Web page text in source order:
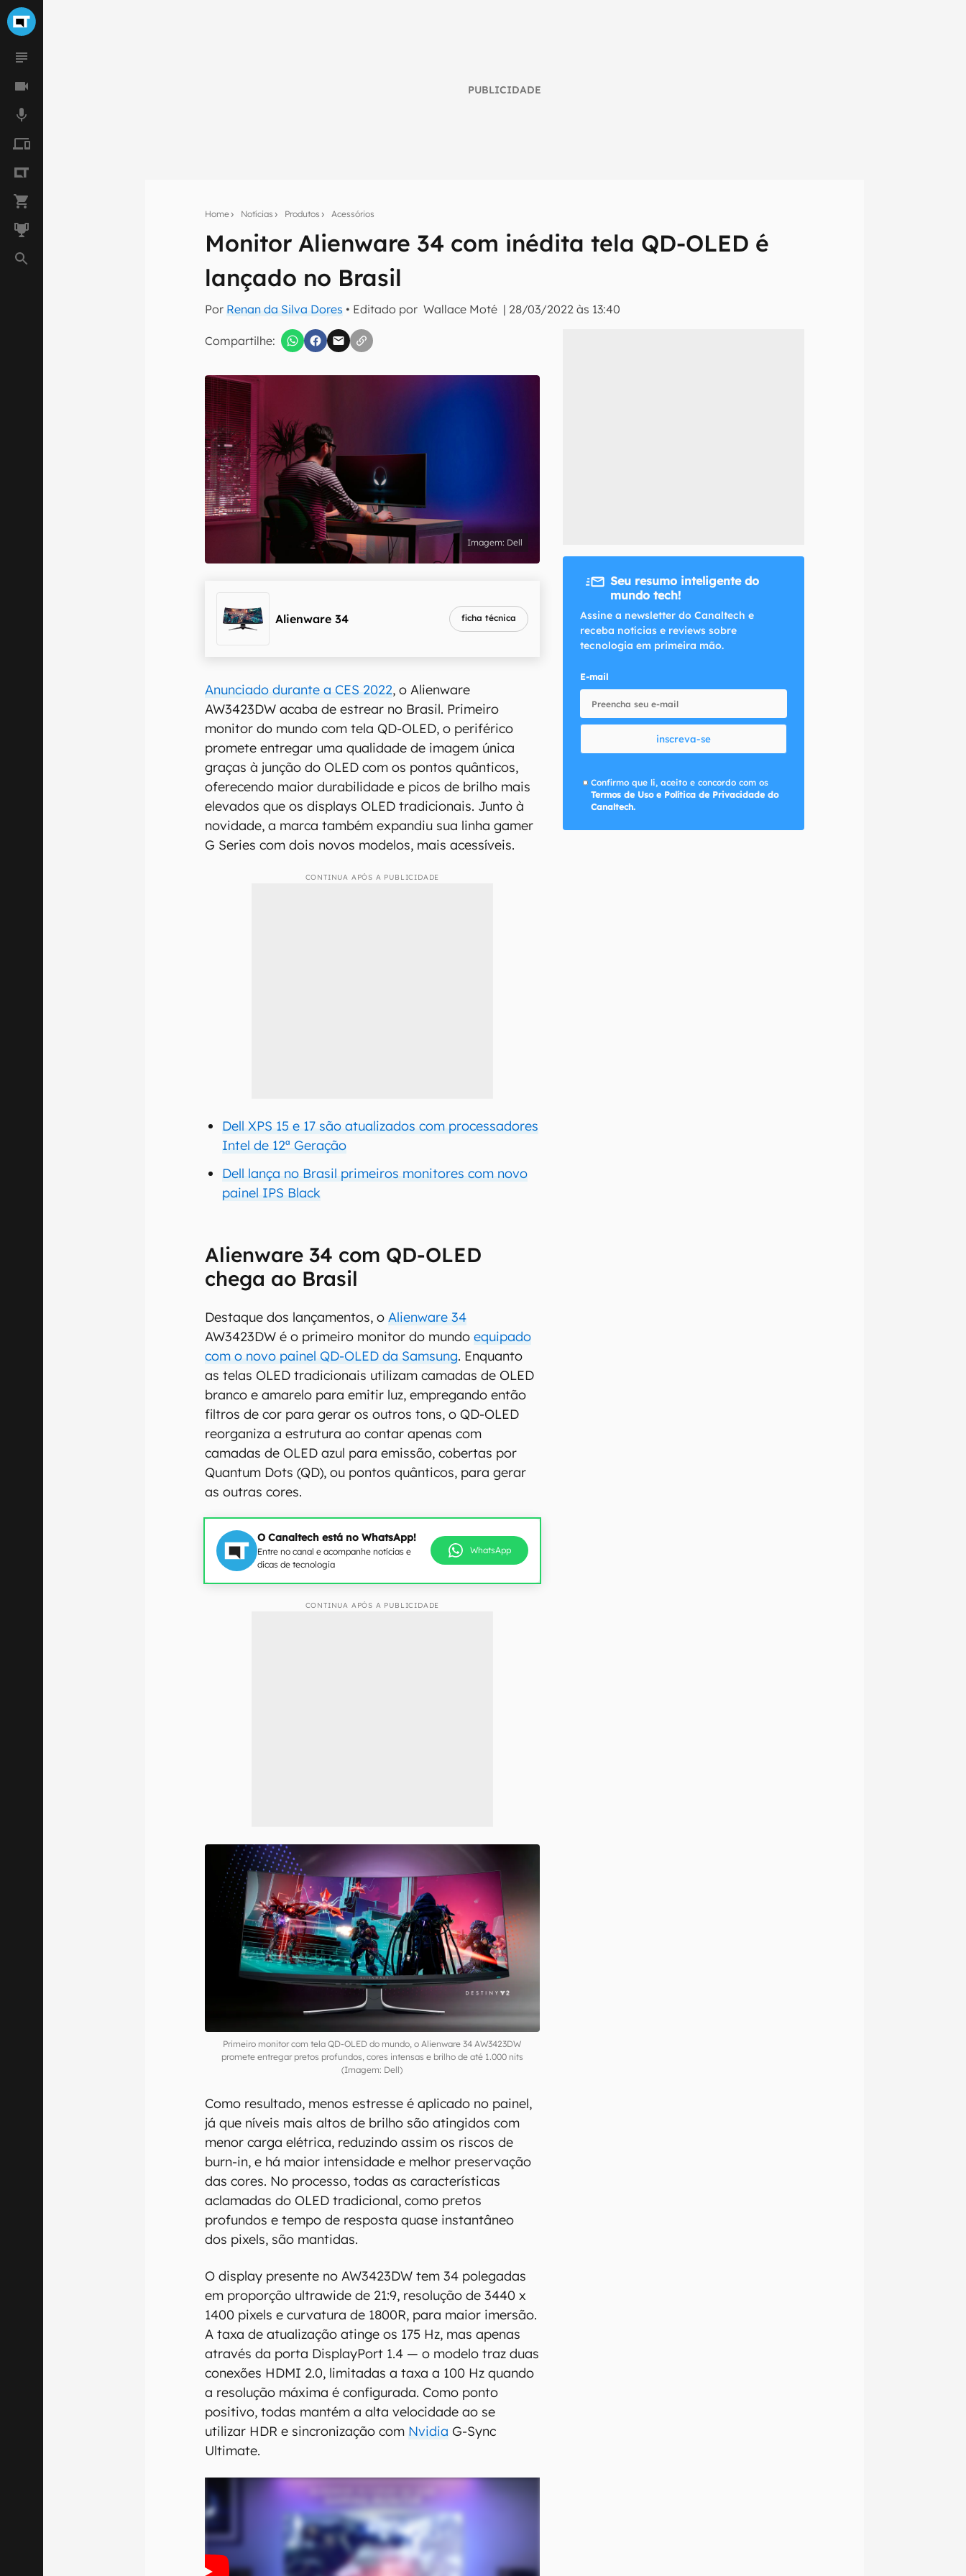
PUBLICIDADE
Home Notícias Produtos Acessórios
Monitor Alienware 34 com inédita tela QD-OLED é
lançado no Brasil
Por Renan da Silva Dores • Editado por Wallace Moté | 28/03/2022 às 13:40
Compartilhe:
Assine a newsletter do Canaltech e receba notícias e reviews sobre tecnologia em primeira
mão.
Confirmo que li, aceito e concordo com os
Dell
Alienware 34 ficha técnica
Anunciado durante a CES 2022, o Alienware
AW3423DW acaba de estrear no Brasil. Primeiro
monitor do mundo com tela QD-OLED, o periférico
promete entregar uma qualidade de imagem única
graças à junção do OLED com os pontos quânticos,
oferecendo maior durabilidade e picos de brilho mais
elevados que os displays OLED tradicionais. Junto à
novidade, a marca também expandiu sua linha gamer
G Series com dois novos modelos, mais acessíveis.
CONTINUA APÓS A PUBLICIDADE
Dell XPS 15 e 17 são atualizados com processadores
Intel de 12ª Geração
Dell lança no Brasil primeiros monitores com novo
painel IPS Black
Alienware 34 com QD-OLED
chega ao Brasil
Destaque dos lançamentos, oAlienware 34
AW3423DW é o primeiro monitor do mundoequipado
com o novo painel QD-OLED da Samsung. Enquanto
as telas OLED tradicionais utilizam camadas de OLED
branco e amarelo para emitir luz, empregando então
filtros de cor para gerar os outros tons, o QD-OLED
reorganiza a estrutura ao contar apenas com
camadas de OLED azul para emissão, cobertas por
Quantum Dots (QD), ou pontos quânticos, para gerar
as outras cores.
O Canaltech está no WhatsApp!
Entre no canal e acompanhe notícias e
dicas de tecnologia
WhatsApp
CONTINUA APÓS A PUBLICIDADE
Primeiro monitor com tela QD-OLED do mundo, o Alienware 34 AW3423DW
promete entregar pretos profundos, cores intensas e brilho de até 1.000 nits
(Imagem: Dell)
Como resultado, menos estresse é aplicado no painel,
já que níveis mais altos de brilho são atingidos com
menor carga elétrica, reduzindo assim os riscos de
burn-in, e há maior intensidade e melhor preservação
das cores. No processo, todas as características
aclamadas do OLED tradicional, como pretos
profundos e tempo de resposta quase instantâneo
dos pixels, são mantidas.
O display presente no AW3423DW tem 34 polegadas
em proporção ultrawide de 21:9, resolução de 3440 x
1400 pixels e curvatura de 1800R, para maior imersão.
A taxa de atualização atinge os 175 Hz, mas apenas
através da porta DisplayPort 1.4 — o modelo traz duas
conexões HDMI 2.0, limitadas a taxa a 100 Hz quando
a resolução máxima é configurada. Como ponto
positivo, todas mantém a alta velocidade ao se
utilizar HDR e sincronização com Nvidia G-Sync
Ultimate.
Seu resumo inteligente do
mundo tech!
Assine a newsletter do Canaltech e
receba notícias e reviews sobre
tecnologia em primeira mão.
E-mail
inscreva-se
Confirmo que li, aceito e concordo com os
Termos de Uso e Política de Privacidade do
Canaltech.